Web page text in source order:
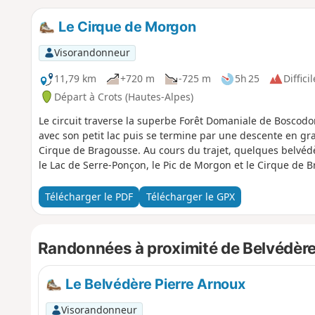
Le Cirque de Morgon
Visorandonneur
11,79 km
+720 m -725 m 5h 25
Départ à Crots (Hautes-Alpes)
Le circuit traverse la superbe Forêt Domaniale de
avec son petit lac puis se termine par une descente en
Cirque de Bragousse. Au cours du trajet, quelques
le Lac de Serre-Ponçon, le Pic de Morgon et le Cirque de
Télécharger le PDF Télécharger le GPX
Randonnées à proximité de
Le Belvédère Pierre Arnoux
Visorandonneur